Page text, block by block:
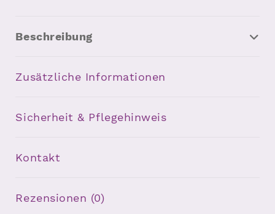
Beschreibung
Zusätzliche Informationen
Sicherheit & Pflegehinweis
Kontakt
Rezensionen (0)